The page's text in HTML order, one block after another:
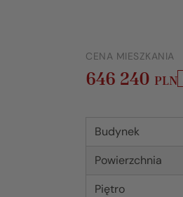
CENA MIESZKANIA
646 240 PLN
Budynek
Powierzchnia
Piętro